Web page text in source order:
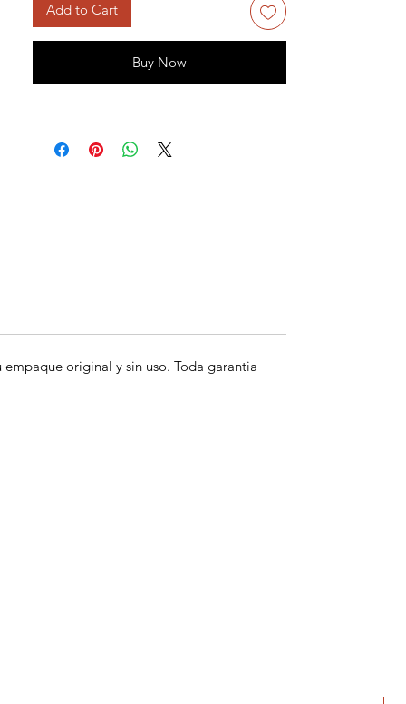
Add to Cart
Buy Now
original y sin uso. Toda garantia